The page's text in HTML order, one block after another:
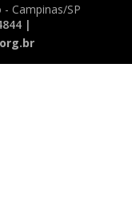
Campinas/SP
|